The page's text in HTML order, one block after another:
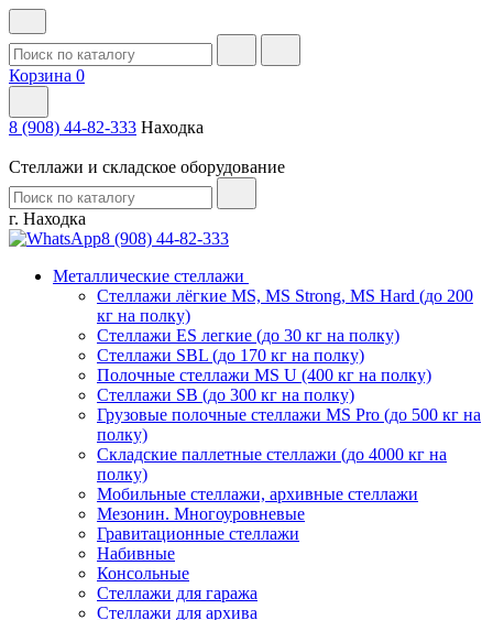
Корзина 0
8 (908) 44-82-333 Находка
Стеллажи и складское оборудование
г. Находка
8 (908) 44-82-333
Металлические стеллажи
Стеллажи лёгкие MS, MS Strong, MS Hard (до 200
кг на полку)
Стеллажи ES легкие (до 30 кг на полку)
Стеллажи SBL (до 170 кг на полку)
Полочные стеллажи MS U (400 кг на полку)
Стеллажи SB (до 300 кг на полку)
Грузовые полочные стеллажи MS Pro (до 500 кг на
полку)
Складские паллетные стеллажи (до 4000 кг на
полку)
Мобильные стеллажи, архивные стеллажи
Мезонин. Многоуровневые
Гравитационные стеллажи
Набивные
Консольные
Стеллажи для гаража
Стеллажи для архива